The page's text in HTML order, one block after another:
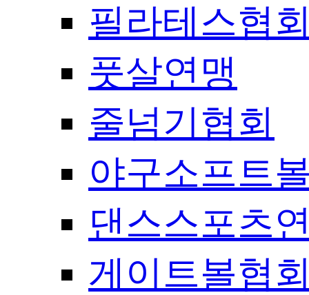
필라테스협
풋살연맹
줄넘기협회
야구소프트
댄스스포츠
게이트볼협